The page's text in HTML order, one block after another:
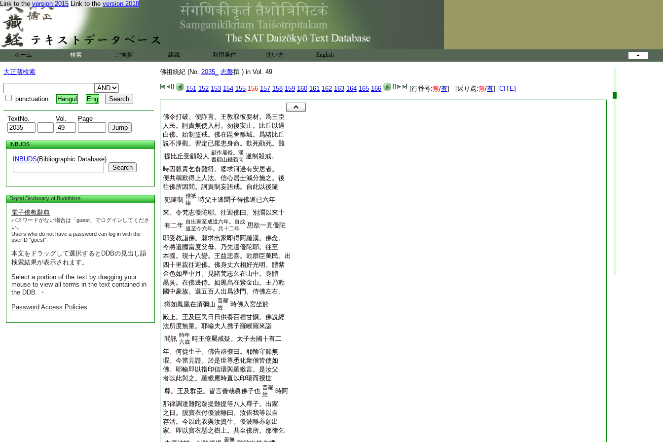
Link to the version 2015 Link to the version 2018
ホーム 検索 ご挨拶 組織 利用条件 使い方 English
大正蔵検索
punctuation Hangul Eng
TextNo. Vol. Page
INBUDS
INBUDS(Bibliographic Database)
Search
Digital Dictionary of Buddhism
電子佛教辭典
パスワードがない場合は「guest」でログインしてくださ
い。
Users who do not have a password can log in with the
userID "guest".
本文をドラッグして選択するとDDBの見出し語
検索結果が表示されます。
Select a portion of the text by dragging your
mouse to view all terms in the text contained in
the DDB. ・
Password Access Policies
佛祖統紀 (No. 2035_ 志磐撰 ) in Vol. 49
151 152 153 154 155 156 157 158 159 160 161 162 163 164 165 166 [行番号:無/有] [返り点:無/有] [CITE]
佛令打破。便詐言。王教取彼要材。爲王臣
人民。訶責無使入村。勿復安止。比丘以過
白佛。始制盜戒。佛在毘舍離城。爲諸比丘
説不淨觀。習定已厭患身命。歎死勸死。難
提比丘受顧殺人 顧作雇俗。漢
書顧山錢義同 遂制殺戒。
時因穀貴乞食難得。婆求河邊有安居者。
便共稱歎得上人法。信心居士減分施之。後
往佛所因問。訶責制妄語戒。自此以後隨
犯隨制 僧祇
律
時父王遙聞子得佛道已六年
來。令梵志優陀耶。往迎佛曰。別濶以來十
有二年 自出家至成道六年。自成
道至今六年。共十二年
思欲一見優陀
耶受教詣佛。願求出家即得阿羅漢。佛念。
今將還國當度父母。乃先遣優陀耶。往至
本國。現十八變。王益悲喜。勅群臣萬民。出
四十里親往迎佛。佛身丈六相好光明。體紫
金色如星中月。見諸梵志久在山中。身體
黒臭。在佛邊侍。如黒烏在紫金山。王乃勅
國中豪族。選五百人出爲沙門。侍佛左右。
猶如鳳凰在須彌山 普耀
經
時佛入宮坐於
殿上。王及臣民日日供養百種甘饌。佛説經
法所度無量。耶輸夫人携子羅睺羅來詣
問訊 時年
六歳 時王僚屬咸疑。太子去國十有二
年。何從生子。佛告群僚曰。耶輸守節無
瑕。今當見證。於是世尊悉化衆僧皆使如
佛。耶輸即以指印信環與羅睺言。是汝父
者以此與之。羅睺應時直以印環而授世
尊。王及群臣。皆言善哉眞佛子也 普耀
經
時阿
那律調達難陀跋提難提等八人釋子。出家
之日。脱寶衣付優波離曰。汝依我等以自
存活。今以此衣與汝資生。優波離亦願出
家。即以寶衣懸之樹上。共至佛所。那律乞
曇無